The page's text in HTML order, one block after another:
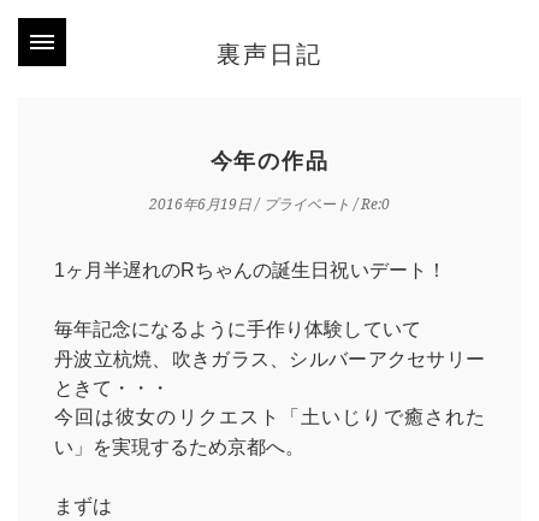
裏声日記
今年の作品
2016年6月19日/ プライベート / Re:0
1ヶ月半遅れのRちゃんの誕生日祝いデート！
毎年記念になるように手作り体験していて
丹波立杭焼、吹きガラス、シルバーアクセサリー
ときて・・・
今回は彼女のリクエスト「土いじりで癒された
い」を実現するため京都へ。
まずは